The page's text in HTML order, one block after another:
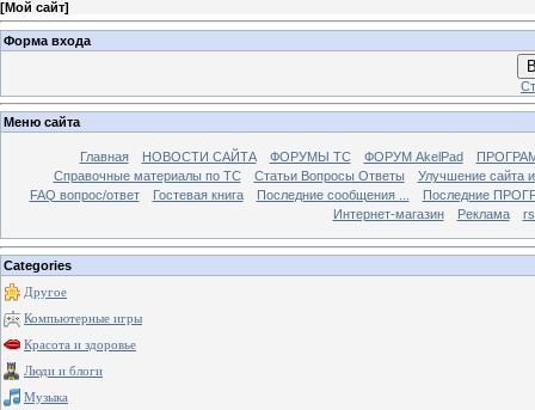
[Мой сайт]
Форма входа
Меню сайта
Главная НОВОСТИ САЙТА ФОРУМЫ TC ФОРУМ AkelPad
Справочные материалы по TС
Статьи Вопросы Ответы
Улучшение сайта
FAQ вопрос/ответ
Гостевая книга Последние сообщения ...
Последние
Интернет-магазин
Реклама
Categories
Другое
Компьютерные игры
Красота и здоровье
Люди и блоги
Музыка